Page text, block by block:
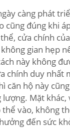
càng phát
cũng đúng khi
cửa chính
gian hẹp
này không
chính duy nhất
căn hộ này
Mặt
vào, không
đến sức